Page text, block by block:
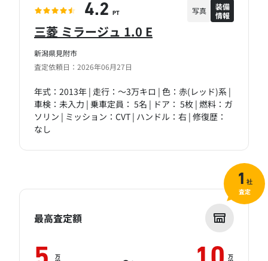
新潟県見附市
査定依頼日：2026年06月27日
三菱 ミラージュ 1.0 E
年式：2013年 | 走行：～3万キロ | 色：赤(レッド)系 |
車検：未入力 | 乗車定員： 5名 | ドア： 5枚 | 燃料：ガ
ソリン | ミッション：CVT | ハンドル：右 | 修復歴：
なし
4.2 PT 写真
装備
情報
最高査定額
万 万
1 社
査定